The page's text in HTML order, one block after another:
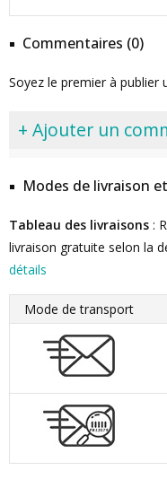
Commentaires (0)
Soyez le premier à publier
+ Ajouter un
Modes de livraison
Tableau des livraisons :
livraison gratuite selon la
détails
Mode de transport